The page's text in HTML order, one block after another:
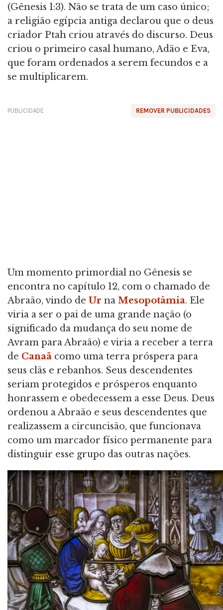
(Gênesis 1:3). Não se trata de um caso único;
a religião egípcia antiga declarou que o deus
criador Ptah criou através do discurso. Deus
criou o primeiro casal humano, Adão e Eva,
que foram ordenados a serem fecundos e a
se multiplicarem.
REMOVER PUBLICIDADES
PUBLICIDADE
Um momento primordial no Gênesis se
encontra no capítulo 12, com o chamado de
Abraão, vindo de Ur na Mesopotâmia. Ele
viria a ser o pai de uma grande nação (o
significado da mudança do seu nome de
Avram para Abraão) e viria a receber a terra
de Canaã como uma terra próspera para
seus clãs e rebanhos. Seus descendentes
seriam protegidos e prósperos enquanto
honrassem e obedecessem a esse Deus. Deus
ordenou a Abraão e seus descendentes que
realizassem a circuncisão, que funcionava
como um marcador físico permanente para
distinguir esse grupo das outras nações.